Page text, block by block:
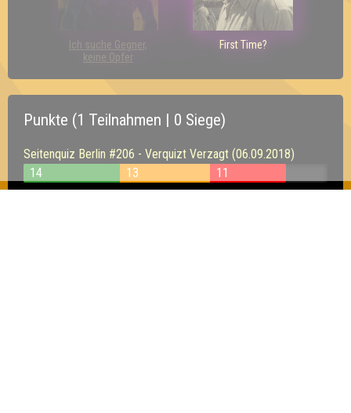
Ich suche Gegner,
keine Opfer
First Time?
Punkte (1 Teilnahmen | 0 Siege)
Seitenquiz Berlin #206 - Verquizt Verzagt (06.09.2018)
14
13 11